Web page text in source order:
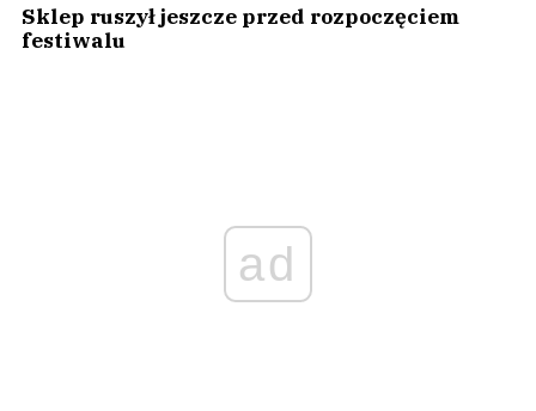
Sklep ruszył jeszcze przed rozpoczęciem
festiwalu
ad